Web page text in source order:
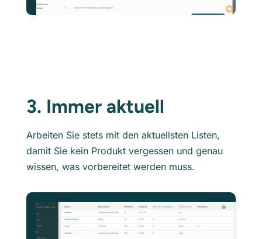
3. Immer aktuell
Arbeiten Sie stets mit den aktuellsten Listen,
damit Sie kein Produkt vergessen und genau
wissen, was vorbereitet werden muss.